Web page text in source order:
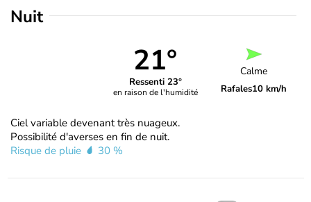
Nuit
21°
Ressenti 23°
en raison de l'humidité
Calme
Rafales10 km/h
Ciel variable devenant très nuageux.
Possibilité d'averses en fin de nuit.
Risque de pluie
30 %